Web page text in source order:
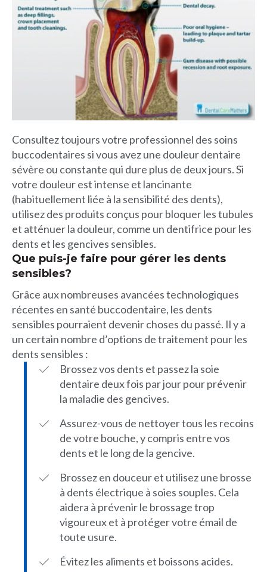
Consultez toujours votre professionnel des soins
buccodentaires si vous avez une douleur dentaire
sévère ou constante qui dure plus de deux jours. Si
votre douleur est intense et lancinante
(habituellement liée à la sensibilité des dents),
utilisez des produits conçus pour bloquer les tubules
et atténuer la douleur, comme un dentifrice pour les
dents et les gencives sensibles.
Que puis-je faire pour gérer les dents
sensibles?
Grâce aux nombreuses avancées technologiques
récentes en santé buccodentaire, les dents
sensibles pourraient devenir choses du passé. Il y a
un certain nombre d’options de traitement pour les
dents sensibles :
Brossez vos dents et passez la soie
dentaire deux fois par jour pour prévenir
la maladie des gencives.
Assurez-vous de nettoyer tous les recoins
de votre bouche, y compris entre vos
dents et le long de la gencive.
Brossez en douceur et utilisez une brosse
à dents électrique à soies souples. Cela
aidera à prévenir le brossage trop
vigoureux et à protéger votre émail de
toute usure.
Évitez les aliments et boissons acides.